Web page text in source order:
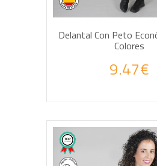
Delantal Con Peto
Colores
9.47€